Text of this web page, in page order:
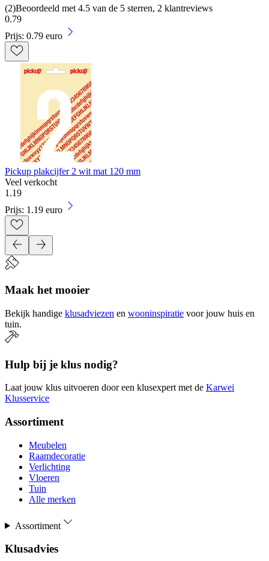
(2)Beoordeeld met 4.5 van de 5 sterren, 2 klantreviews
0.79
Prijs: 0.79 euro
Pickup plakcijfer 2 wit mat 120 mm
Veel verkocht
1 .19
Prijs: 1.19 euro
Maak het mooier
Bekijk handige klusadviezen en wooninspiratie voor jouw huis en
tuin.
Hulp bij je klus nodig?
Laat jouw klus uitvoeren door een klusexpert met de Karwei
Klusservice
Assortiment
Meubelen
Raamdecoratie
Verlichting
Vloeren
Tuin
Alle merken
Assortiment
Klusadvies